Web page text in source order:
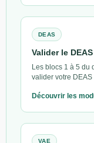
DEAS
Valider le DEAS
Les blocs 1 à 5 du
valider votre DEAS
Découvrir les
VAE